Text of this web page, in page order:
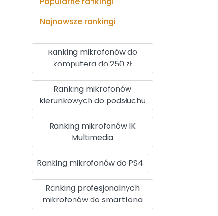
Najnowsze rankingi
Ranking mikrofonów do
komputera do 250 zł
Ranking mikrofonów
kierunkowych do podsłuchu
Ranking mikrofonów IK
Multimedia
Ranking mikrofonów do PS4
Ranking profesjonalnych
mikrofonów do smartfona